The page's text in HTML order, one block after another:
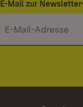
E-Mail zur